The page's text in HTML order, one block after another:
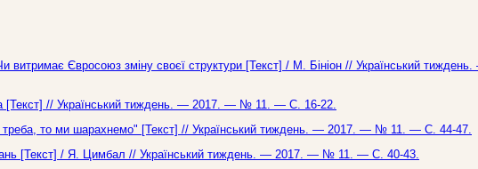
витримає Євросоюз зміну своєї структури [Текст] / М. Бініон // Український
[Текст] // Український тиждень. — 2017. — № 11. — С. 16-22.
треба, то ми шарахнемо" [Текст] // Український тиждень. — 2017. — № 11. — С. 44-47.
[Текст] / Я. Цимбал // Український тиждень. — 2017. — № 11. — С. 40-43.